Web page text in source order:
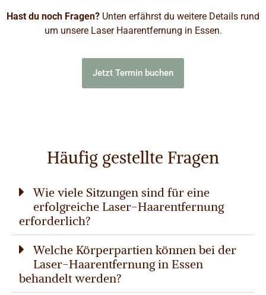
Hast du noch Fragen? Unten erfährst du weitere Details rund
um unsere Laser Haarentfernung in Essen.
Jetzt Termin buchen
Häufig gestellte Fragen
Wie viele Sitzungen sind für eine
erfolgreiche Laser-Haarentfernung
erforderlich?
Welche Körperpartien können bei der
Laser-Haarentfernung in Essen
behandelt werden?